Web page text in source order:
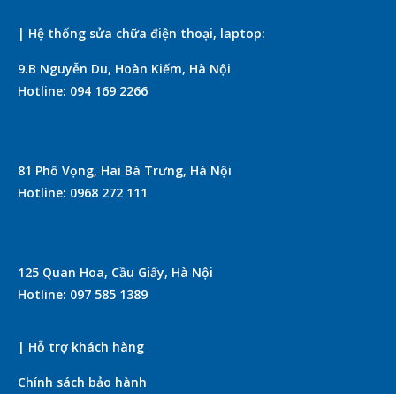
| Hệ thống sửa chữa điện thoại, laptop:
9.B Nguyễn Du, Hoàn Kiếm, Hà Nội
Hotline: 094 169 2266
81 Phố Vọng, Hai Bà Trưng, Hà Nội
Hotline: 0968 272 111
125 Quan Hoa, Cầu Giấy, Hà Nội
Hotline: 097 585 1389
| Hỗ trợ khách hàng
Chính sách bảo hành